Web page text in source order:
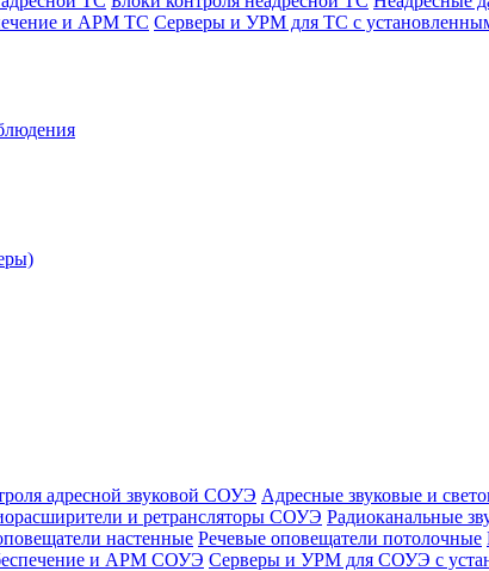
и АРМ ТС Серверы и УРМ для ТС с
адресной звуковой СОУЭ Адресные звуковые и
и ретрансляторы СОУЭ Радиоканальные
настенные Речевые оповещатели потолочные
и АРМ СОУЭ Серверы и УРМ для СОУЭ с